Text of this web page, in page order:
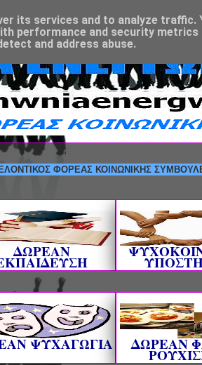
ΦΟΡΕΑΣ ΚΟΙΝΩΝΙΚΗΣ
ΔΩΡΕΑΝ
ΨΥΧΑΓΩΓΙΑ ΔΩΡΕΑΝ
its services and to analyze traffic.
performance and security
and address abuse.